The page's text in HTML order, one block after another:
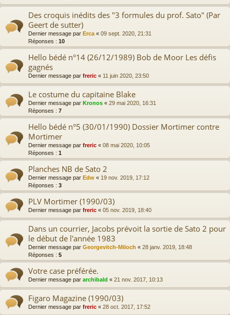
Des croquis inédits des "3 formules du prof. Sato" (Par
Geert de sutter)
Dernier message par Erca « 09 sept. 2020, 21:31
Réponses : 10
Hello bédé n°14 (26/12/1989) Bob de Moor Les défis
gagnés
Dernier message par freric « 11 juin 2020, 23:50
Le costume du capitaine Blake
Dernier message par Kronos « 29 mai 2020, 16:31
Réponses : 7
Hello bédé n°5 (30/01/1990) Dossier Mortimer contre
Mortimer
Dernier message par freric « 08 mai 2020, 10:05
Réponses : 1
Planches NB de Sato 2
Dernier message par Edw « 19 nov. 2019, 17:12
Réponses : 3
PLV Mortimer (1990/03)
Dernier message par freric « 05 nov. 2019, 18:40
Dans un courrier, Jacobs prévoit la sortie de Sato 2 pour
le début de l'année 1983
Dernier message par Georgevitch-Miloch « 28 janv. 2019, 18:48
Réponses : 5
Votre case préférée.
Dernier message par archibald « 21 nov. 2017, 10:13
Figaro Magazine (1990/03)
Dernier message par freric « 28 oct. 2017, 17:52